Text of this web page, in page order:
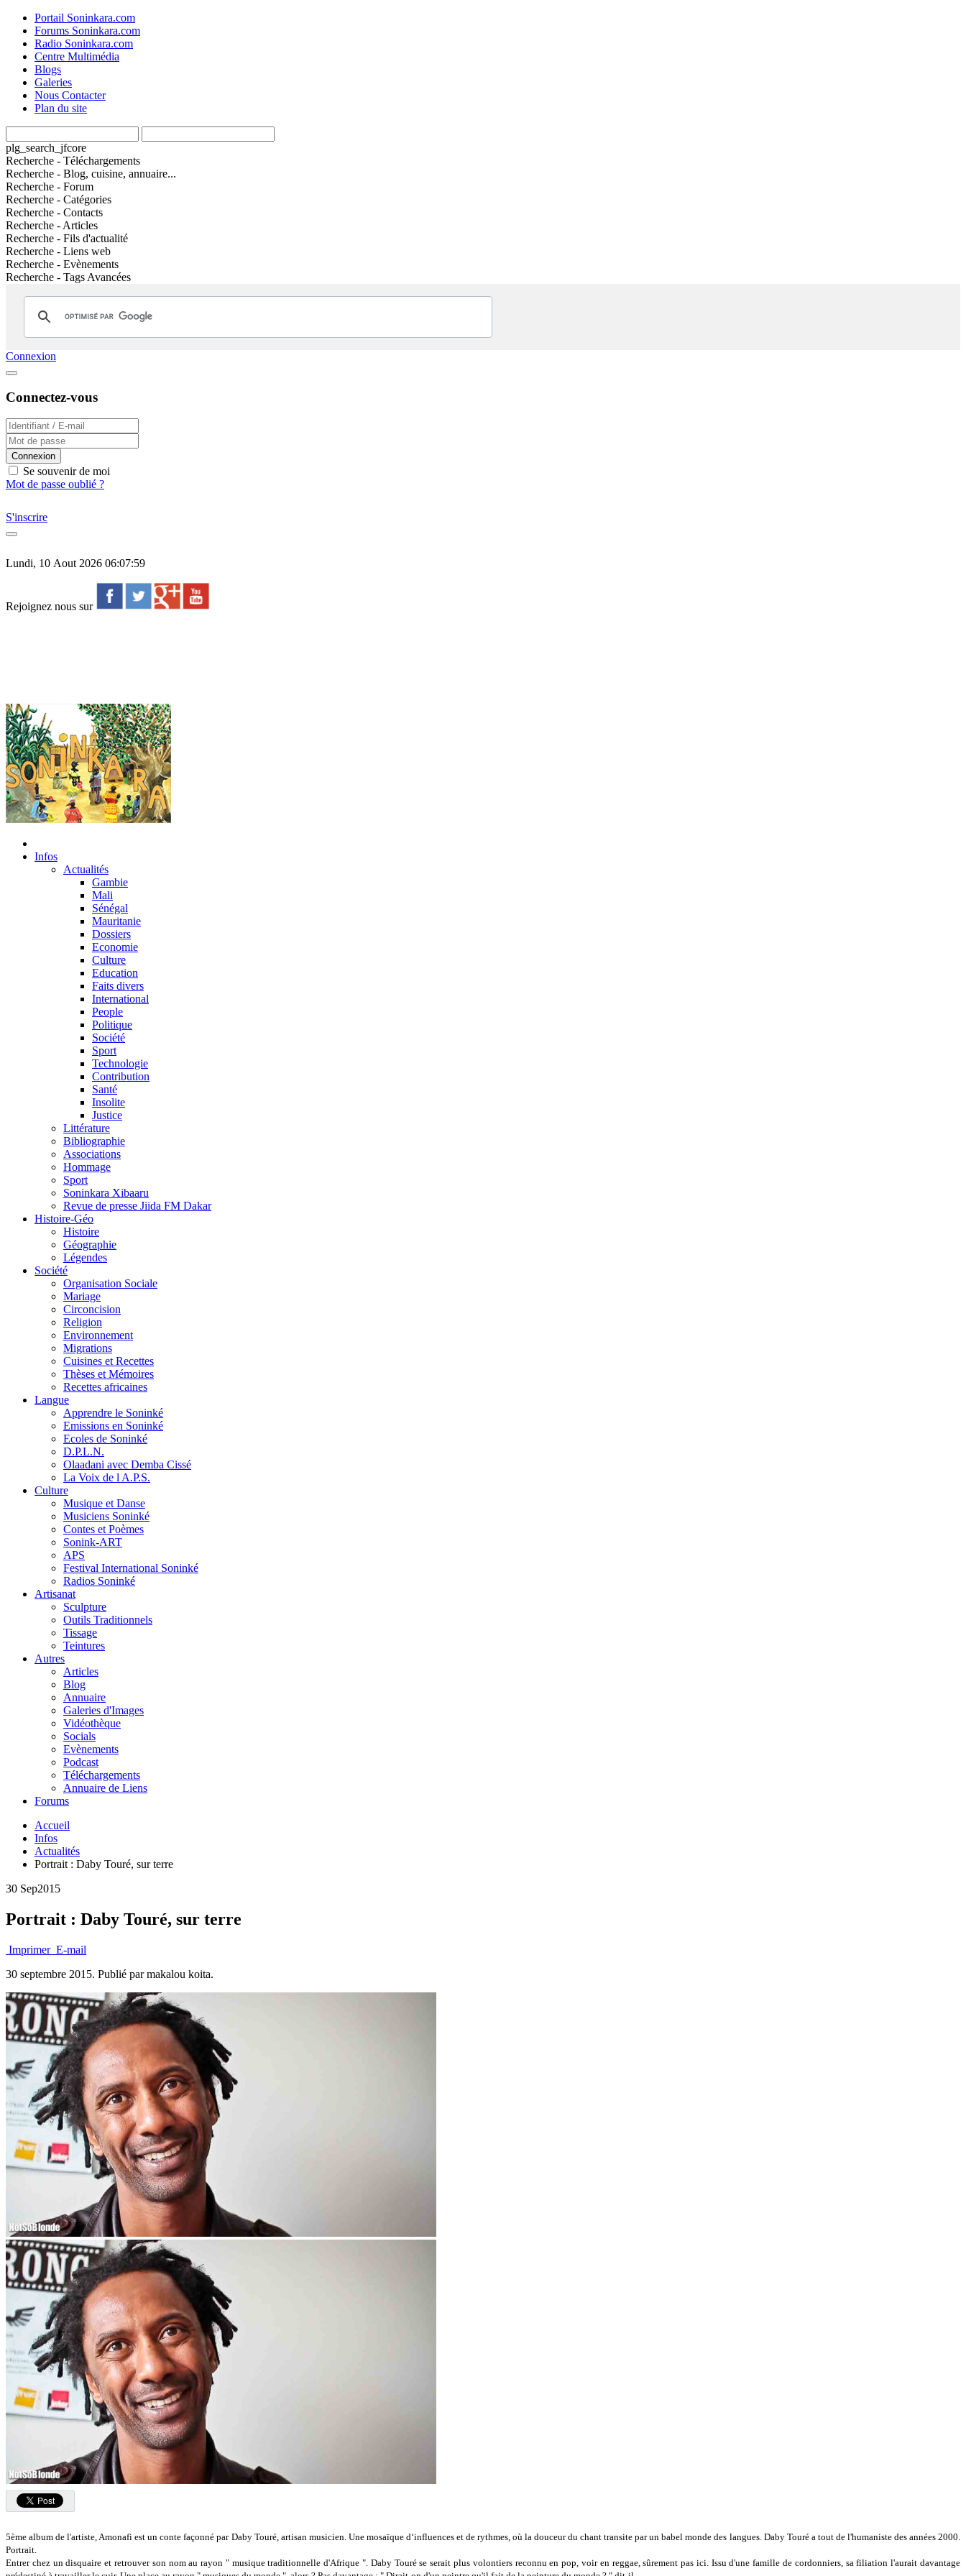
Portail Soninkara.com
Forums Soninkara.com
Radio Soninkara.com
Centre Multimédia
Blogs
Galeries
Nous Contacter
Plan du site
plg_search_jfcore
Recherche - Téléchargements
Recherche - Blog, cuisine, annuaire...
Recherche - Forum
Recherche - Catégories
Recherche - Contacts
Recherche - Articles
Recherche - Fils d'actualité
Recherche - Liens web
Recherche - Evènements
Recherche - Tags Avancées
Connexion
Connectez-vous
Connexion
Se souvenir de moi
Mot de passe oublié ?
S'inscrire
Lundi, 10 Aout 2026 06:07:59
Rejoignez nous sur
Infos
Actualités
Gambie
Mali
Sénégal
Mauritanie
Dossiers
Economie
Culture
Education
Faits divers
International
People
Politique
Société
Sport
Technologie
Contribution
Santé
Insolite
Justice
Littérature
Bibliographie
Associations
Hommage
Sport
Soninkara Xibaaru
Revue de presse Jiida FM Dakar
Histoire-Géo
Histoire
Géographie
Légendes
Société
Organisation Sociale
Mariage
Circoncision
Religion
Environnement
Migrations
Cuisines et Recettes
Thèses et Mémoires
Recettes africaines
Langue
Apprendre le Soninké
Emissions en Soninké
Ecoles de Soninké
D.P.L.N.
Olaadani avec Demba Cissé
La Voix de l A.P.S.
Culture
Musique et Danse
Musiciens Soninké
Contes et Poèmes
Sonink-ART
APS
Festival International Soninké
Radios Soninké
Artisanat
Sculpture
Outils Traditionnels
Tissage
Teintures
Autres
Articles
Blog
Annuaire
Galeries d'Images
Vidéothèque
Socials
Evènements
Podcast
Téléchargements
Annuaire de Liens
Forums
Accueil
Infos
Actualités
Portrait : Daby Touré, sur terre
30 Sep2015
Portrait : Daby Touré, sur terre
Imprimer E-mail
30 septembre 2015. Publié par makalou koita.
5ème album de l'artiste, Amonafi est un conte façonné par Daby Touré, artisan musicien. Une mosaïque d‘influences et de rythmes, où la douceur du chant transite par un babel monde des langues. Daby Touré a tout de l'humaniste des années 2000.
Portrait.
Entrer chez un disquaire et retrouver son nom au rayon " musique traditionnelle d'Afrique ". Daby Touré se serait plus volontiers reconnu en pop, voir en reggae, sûrement pas ici. Issu d'une famille de cordonniers, sa filiation l'aurait davantage